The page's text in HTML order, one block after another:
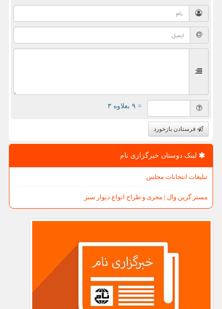
= ۹ بعلاوه ۳
فرستادن بازخورد
لینک دوستان خبرگزاری نام
تبلیغات انتخابات مجلس
مستر گرین وال | مجری و طراح انواع دیوار سبز